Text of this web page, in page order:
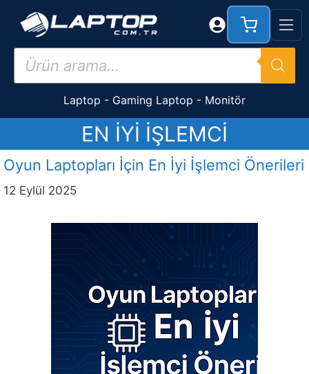
Products
search
Laptop - Gaming Laptop - Monitör
EN IYI IŞLEMCI
Oyun Laptopları İçin En İyi İşlemci Önerileri
12 Eylül 2025